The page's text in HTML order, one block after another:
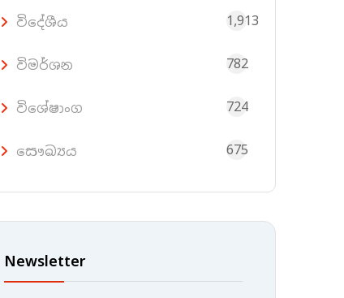
විදේශීය 1,913
විමර්ශන 782
විශේෂාංග 724
සෞඛ්‍යය 675
Newsletter